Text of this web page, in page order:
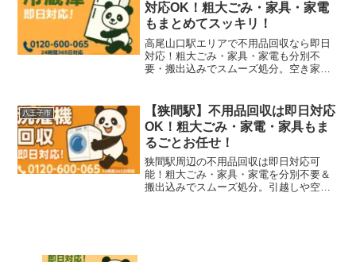
対応OK！粗大ごみ・家具・家電
もまとめてスッキリ！
高尾山口駅エリアで不用品回収なら即日
対応！粗大ごみ・家具・家電も分別不
要・搬出込みでスムーズ処分。空き家整
八王子市
【狭間駅】不用品回収は即日対応
OK！粗大ごみ・家電・家具もま
るごとお任せ！
狭間駅周辺の不用品回収は即日対応可
能！粗大ごみ・家具・家電を分別不要＆
搬出込みでスムーズ処分。引越しや空き